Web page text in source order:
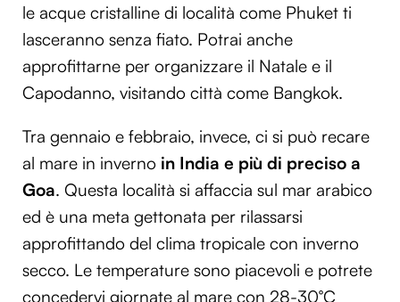
le acque cristalline di località come Phuket ti
lasceranno senza fiato. Potrai anche
approfittarne per organizzare il Natale e il
Capodanno, visitando città come Bangkok.
Tra gennaio e febbraio, invece, ci si può recare
al mare in inverno in India e più di preciso a
Goa. Questa località si affaccia sul mar arabico
ed è una meta gettonata per rilassarsi
approfittando del clima tropicale con inverno
secco. Le temperature sono piacevoli e potrete
concedervi giornate al mare con 28-30°C